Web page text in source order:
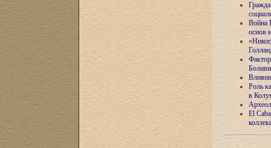
Война
основ
Роль
в
El